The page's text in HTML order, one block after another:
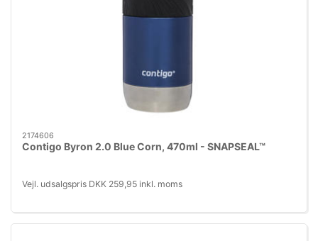
2174606
Contigo Byron 2.0 Blue Corn, 470ml - SNAPSEAL™
Vejl. udsalgspris DKK 259,95 inkl. moms